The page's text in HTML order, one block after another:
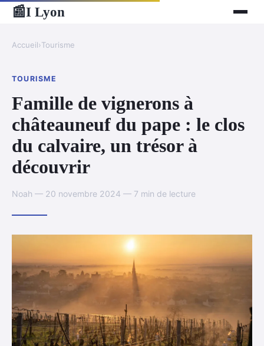
📰I Lyon
Accueil›Tourisme
TOURISME
Famille de vignerons à
châteauneuf du pape : le clos
du calvaire, un trésor à
découvrir
Noah — 20 novembre 2024 — 7 min de lecture